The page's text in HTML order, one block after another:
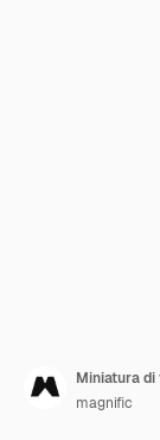
Miniatura
magnific